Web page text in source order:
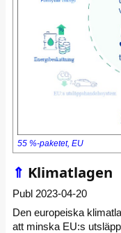
55 %-paketet, EU
⇑ Klimatlagen
Publ 2023-04-20
Den europeiska
att minska EU:s